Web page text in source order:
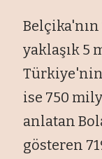
yaklaşık 5
Türkiye'nin
ise 750
anlatan
gösteren